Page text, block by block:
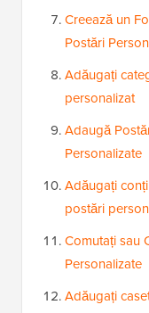
Creează un
Postări
Adăugați
personalizat
Adaugă
Personalizate
Adăugați
postări
Comutați sau
Personalizate
Adăugați